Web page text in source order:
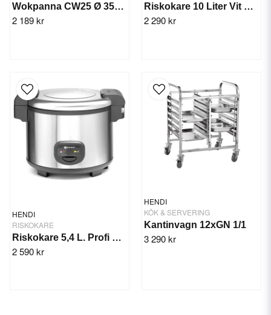
Wokpanna CW25 Ø 350 mm
2 189 kr
Riskokare 10 Liter Vit Kitchenline
2 290 kr
HENDI
RISKOKARE
Riskokare 5,4 L. Profi Line
2 590 kr
HENDI
KÖK & SERVERING
Kantinvagn 12xGN 1/1
3 290 kr